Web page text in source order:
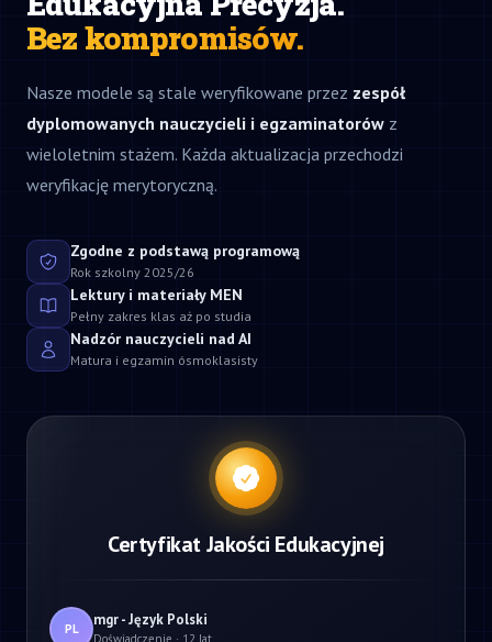
Bez kompromisów.
Nasze modele są stale weryfikowane przez zespół
dyplomowanych nauczycieli i egzaminatorów z
wieloletnim stażem. Każda aktualizacja przechodzi
weryfikację merytoryczną.
Zgodne z podstawą programową
Rok szkolny 2025/26
Lektury i materiały MEN
Pełny zakres klas aż po studia
Nadzór nauczycieli nad AI
Matura i egzamin ósmoklasisty
Certyfikat Jakości Edukacyjnej
PL mgr - Język Polski
Doświadczenie · 12 lat